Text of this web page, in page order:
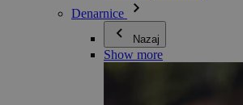
Denarnice
Nazaj
Show more